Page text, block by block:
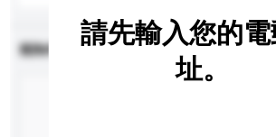
查詢內容
請先輸入您的
址。